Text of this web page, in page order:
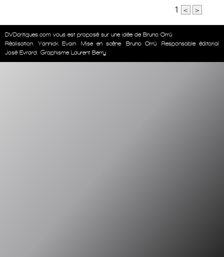
1 < >
DVDcritiques.com vous est proposé sur une idée de Bruno Orrú
Réalisation
Yannick Evain Mise en scène Bruno Orrú
Responsable éditorial
José Evrard. Graphisme Laurent Berry